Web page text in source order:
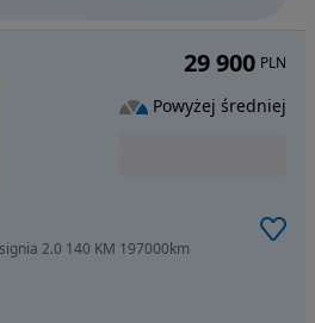
2.0 140 KM 197000km
29 900 PLN
Powyżej średniej